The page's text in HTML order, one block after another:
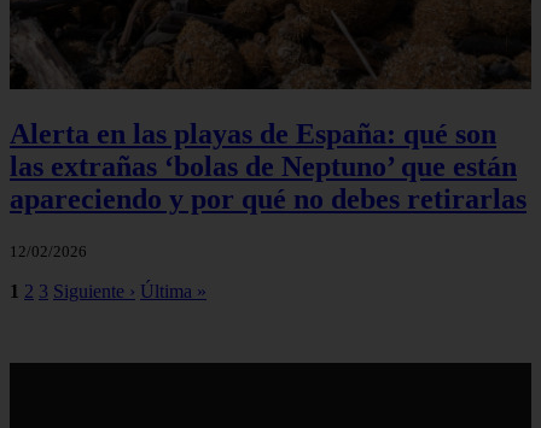
Alerta en las playas de España: qué son
las extrañas ‘bolas de Neptuno’ que están
apareciendo y por qué no debes retirarlas
12/02/2026
1 2 3 Siguiente › Última »